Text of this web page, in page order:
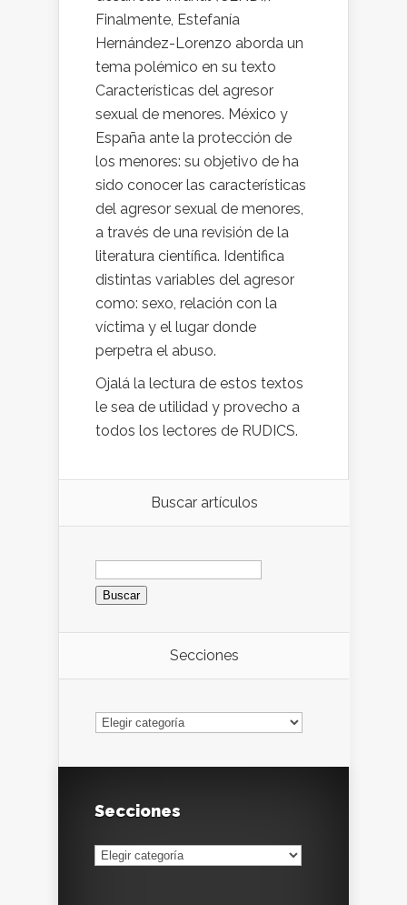
Finalmente, Estefanía
Hernández-Lorenzo aborda un
tema polémico en su texto
Características del agresor
sexual de menores. México y
España ante la protección de
los menores: su objetivo de ha
sido conocer las características
del agresor sexual de menores,
a través de una revisión de la
literatura científica. Identifica
distintas variables del agresor
como: sexo, relación con la
víctima y el lugar donde
perpetra el abuso.
Ojalá la lectura de estos textos
le sea de utilidad y provecho a
todos los lectores de RUDICS.
Buscar artículos
Buscar:
Secciones
Secciones
Secciones
Secciones